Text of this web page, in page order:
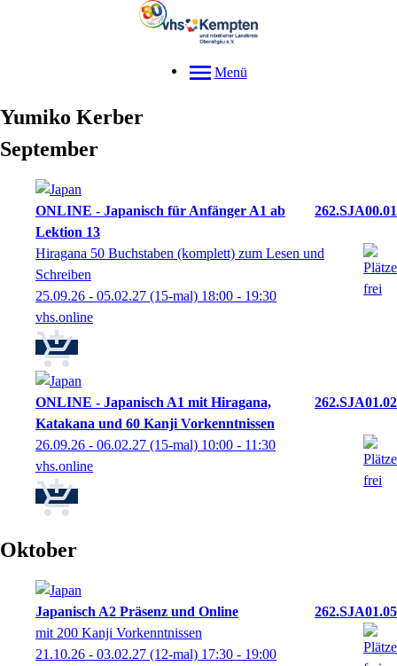
Menü
Yumiko Kerber
September
ONLINE - Japanisch für Anfänger A1 ab
Lektion 13
262.SJA00.01
Hiragana 50 Buchstaben (komplett) zum Lesen und
Schreiben
25.09.26 - 05.02.27 (15-mal) 18:00 - 19:30
vhs.online
ONLINE - Japanisch A1 mit Hiragana,
Katakana und 60 Kanji Vorkenntnissen
262.SJA01.02
26.09.26 - 06.02.27 (15-mal) 10:00 - 11:30
vhs.online
Oktober
Japanisch A2 Präsenz und Online
262.SJA01.05
mit 200 Kanji Vorkenntnissen
21.10.26 - 03.02.27 (12-mal) 17:30 - 19:00